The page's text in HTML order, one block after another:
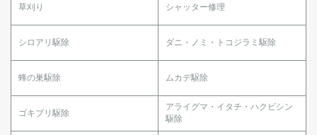
草刈り シャッター修理
シロアリ駆除 ダニ・ノミ・トコジラミ駆除
蜂の巣駆除 ムカデ駆除
ゴキブリ駆除
アライグマ・イタチ・ハクビシン
駆除